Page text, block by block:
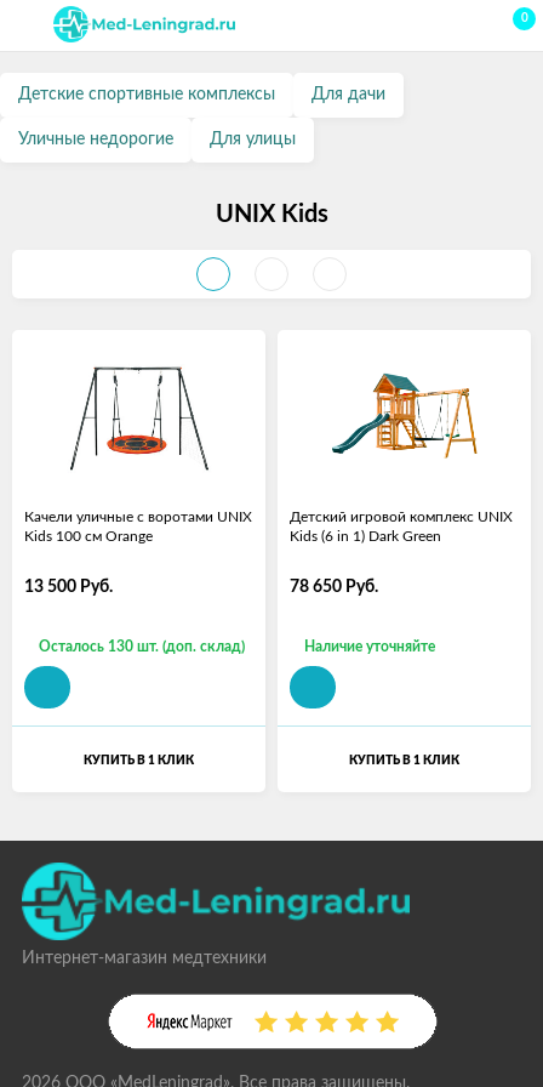
0
Детские спортивные комплексы Для дачи
Уличные недорогие Для улицы
UNIX Kids
Качели уличные с воротами UNIX
Kids 100 см Orange
13 500 Руб.
Осталось 130 шт. (доп. склад)
КУПИТЬ В 1 КЛИК
Детский игровой комплекс UNIX
Kids (6 in 1) Dark Green
78 650 Руб.
Наличие уточняйте
КУПИТЬ В 1 КЛИК
Интернет-магазин медтехники
2026 ООО «MedLeningrad». Все права защищены.